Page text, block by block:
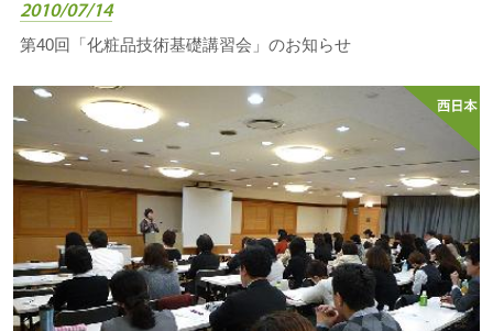
2010/07/14
第40回「化粧品技術基礎講習会」のお知らせ